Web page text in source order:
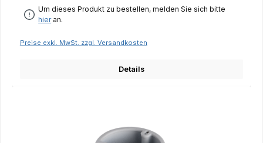
Um dieses Produkt zu bestellen, melden Sie sich bitte
hieran.
Preise exkl. MwSt. zzgl. Versandkosten
Details